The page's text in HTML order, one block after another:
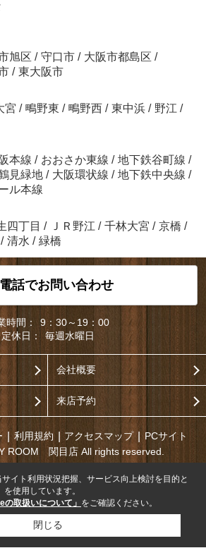
旭区 / 守口市 / 大阪市都島区 /
/ 東大阪市
宮 / 鴫野東 / 鴫野西 / 東中浜 / 野江 /
本線 / おおさか東線 / 地下鉄谷町線 /
見緑地 / 大阪環状線 / 地下鉄中央線 /
ル本線
四丁目 / ＪＲ野江 / 千林大宮 / 京橋 /
/ 清水 / 緑橋
電話でお問い合わせ
時間：
9：30～19：00
定休日：
毎週水曜日
会社概要
来店予約
利用規約 アクセスマップ
PCサイト
ROOM 関目店 All rights reserved.
イト利用状況把握、サービス向上検討を目的と
使用しています。
の取扱いについて」 をご確認ください。
閉じる